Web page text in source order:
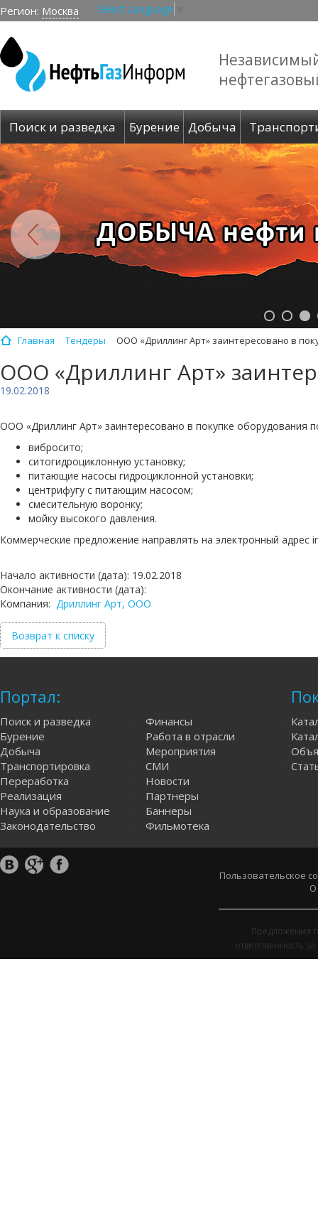
Регион: Москва Select Language
Поиск и разведка Бурение Добыча
Главная Тендеры ООО «Дриллинг Арт» заинтересовано в
ООО «Дриллинг Арт»
19.02.2018
ООО «Дриллинг Арт» заинтересовано в покупке оборудования
вибросито;
ситогидроциклонную установку;
питающие насосы гидроциклонной установки;
центрифугу с питающим насосом;
смесительную воронку;
мойку высокого давления.
Коммерческие предложение направлять на электронный адрес
Начало активности (дата): 19.02.2018
Окончание активности (дата):
Компания: Дриллинг Арт, ООО
Возврат к списку
Портал:
Поиск и разведка
Бурение
Добыча
Транспортировка
Переработка
Реализация
Наука и образование
Законодательство
Финансы
Работа в отрасли
Мероприятия
СМИ
Новости
Партнеры
Баннеры
Фильмотека
Пользовательское
О
Предложения
ответственность